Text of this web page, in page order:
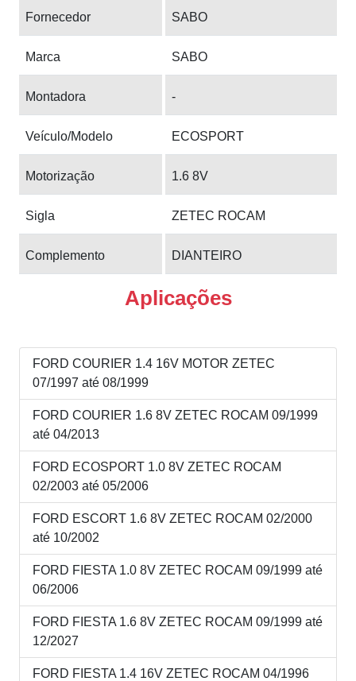
Fornecedor SABO
Marca SABO
Montadora -
Veículo/Modelo ECOSPORT
Motorização 1.6 8V
Sigla ZETEC ROCAM
Complemento DIANTEIRO
Aplicações
FORD COURIER 1.4 16V MOTOR ZETEC
07/1997 até 08/1999
FORD COURIER 1.6 8V ZETEC ROCAM 09/1999
até 04/2013
FORD ECOSPORT 1.0 8V ZETEC ROCAM
02/2003 até 05/2006
FORD ESCORT 1.6 8V ZETEC ROCAM 02/2000
até 10/2002
FORD FIESTA 1.0 8V ZETEC ROCAM 09/1999 até
06/2006
FORD FIESTA 1.6 8V ZETEC ROCAM 09/1999 até
12/2027
FORD FIESTA 1.4 16V ZETEC ROCAM 04/1996